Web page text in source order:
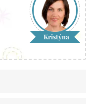
Kristýna